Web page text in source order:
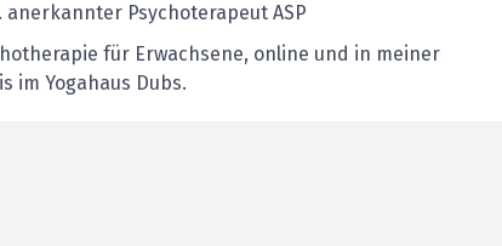
anerkannter Psychoterapeut ASP
für Erwachsene, online und in meiner
im Yogahaus Dubs.